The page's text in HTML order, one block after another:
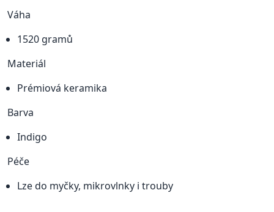
Váha
1520 gramů
Materiál
Prémiová keramika
Barva
Indigo
Péče
Lze do myčky, mikrovlnky i trouby